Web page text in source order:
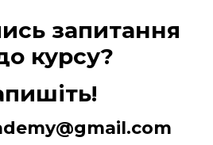
запитання
курсу?